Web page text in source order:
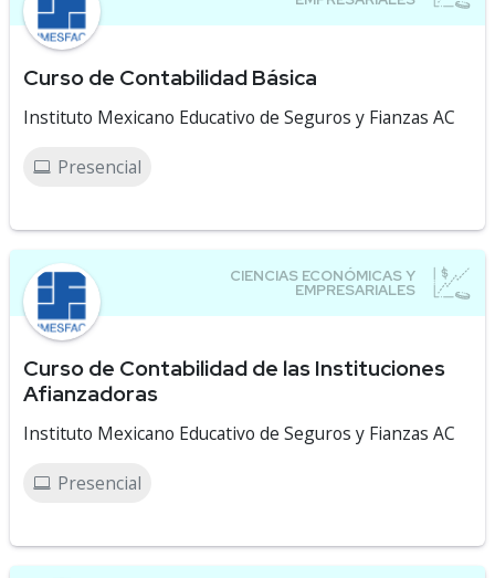
Curso de Contabilidad Básica
Instituto Mexicano Educativo de Seguros y Fianzas AC
Presencial
Curso de Contabilidad de las Instituciones
Afianzadoras
Instituto Mexicano Educativo de Seguros y Fianzas AC
Presencial